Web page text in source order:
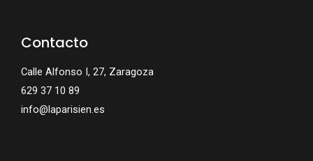
Contacto
Calle Alfonso I, 27, Zaragoza
629 37 10 89
info@laparisien.es